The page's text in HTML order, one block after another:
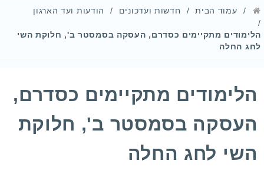
עמוד הבית חדשות ועדכונים הודעות ועד הארגון
הלימודים מתקיימים כסדרם, העסקה בסמסטר ב', חלוקת השי
לחג החלה
הלימודים מתקיימים כסדרם,
העסקה בסמסטר ב', חלוקת
השי לחג החלה